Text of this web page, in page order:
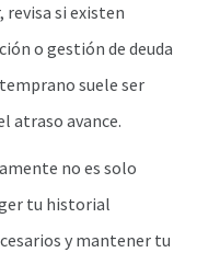
revisa si existen
o gestión de deuda
suele ser
atraso avance.
no es solo
tu historial
y mantener tu